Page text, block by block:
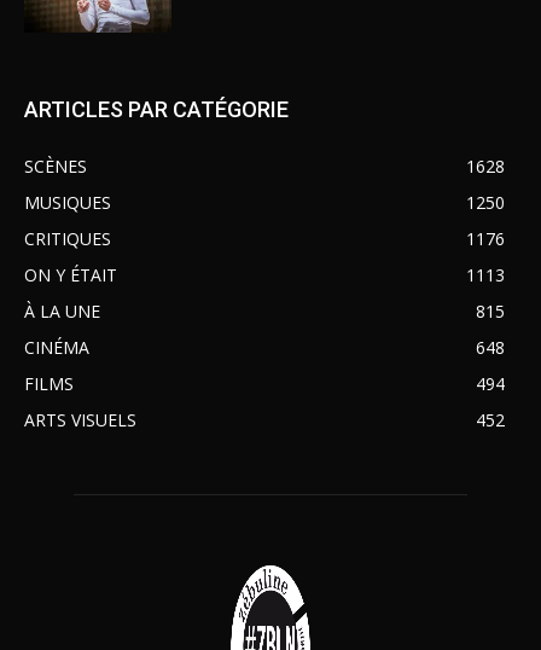
ARTICLES PAR CATÉGORIE
SCÈNES
1628
MUSIQUES
1250
CRITIQUES
1176
ON Y ÉTAIT
1113
À LA UNE
815
CINÉMA
648
FILMS
494
ARTS VISUELS
452